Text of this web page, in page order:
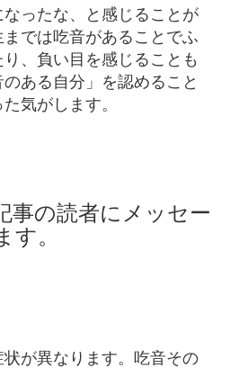
ったな、と感じることが
では吃音があることでふ
、負い目を感じることも
ある自分」を認めること
気がします。
事の読者にメッセー
。
が異なります。吃音その